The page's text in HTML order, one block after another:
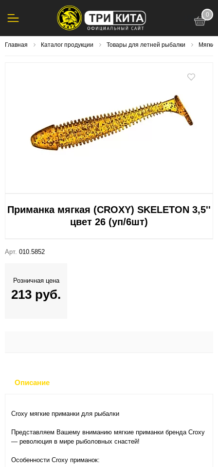
0
Главная Каталог продукции Товары для летней рыбалки
Приманка мягкая (CROXY) SKELETON 3,5''
цвет 26 (уп/6шт)
Арт. 010.5852
Розничная цена
213 руб.
Описание
Croxy мягкие приманки для рыбалки
Представляем Вашему вниманию мягкие приманки бренда Croxy
— революция в мире рыболовных снастей!
Особенности Croxy приманок: